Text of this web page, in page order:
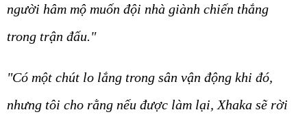
người hâm mộ muốn đội nhà giành chiến thắng
trong trận đấu."
"Có một chút lo lắng trong sân vận động khi đó,
nhưng tôi cho rằng nếu được làm lại, Xhaka sẽ rời